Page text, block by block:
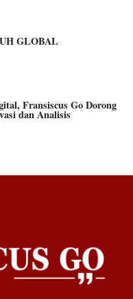
GLOBAL
Fransiscus Go Dorong
dan Analisis